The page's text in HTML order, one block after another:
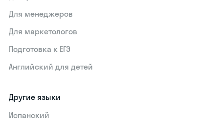
Для менеджеров
Для маркетологов
Подготовка к ЕГЭ
Английский для детей
Другие языки
Испанский